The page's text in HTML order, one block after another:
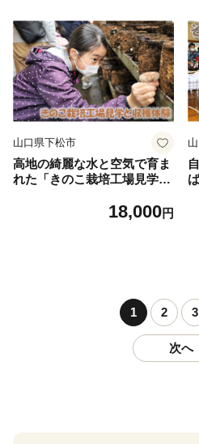
雑貨セット かわいい雑貨 ス
テーショナリー エコグッズ
子ども向け 普段使い ギフト
プレゼント コレクション ご
当地キャラクター 山口県 No.
164
山口県下松市
高地の綺麗な水と空気で育ま
れた「きのこ栽培工場見学と
たけ狩り 肉厚 キノコ 山口県
18,000円
1 2 3
次へ